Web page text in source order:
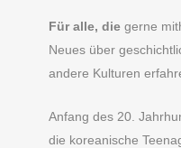
Für alle, die gerne
Neues über
andere Kulturen
Anfang des 20.
die koreanische